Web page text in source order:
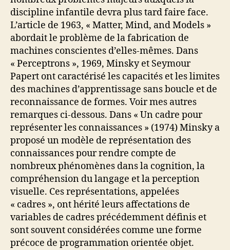
discipline infantile devra plus tard faire face.
L’article de 1963, « Matter, Mind, and Models »
abordait le problème de la fabrication de
machines conscientes d’elles-mêmes. Dans
« Perceptrons », 1969, Minsky et Seymour
Papert ont caractérisé les capacités et les limites
des machines d’apprentissage sans boucle et de
reconnaissance de formes. Voir mes autres
remarques ci-dessous. Dans « Un cadre pour
représenter les connaissances » (1974) Minsky a
proposé un modèle de représentation des
connaissances pour rendre compte de
nombreux phénomènes dans la cognition, la
compréhension du langage et la perception
visuelle. Ces représentations, appelées
« cadres », ont hérité leurs affectations de
variables de cadres précédemment définis et
sont souvent considérées comme une forme
précoce de programmation orientée objet.